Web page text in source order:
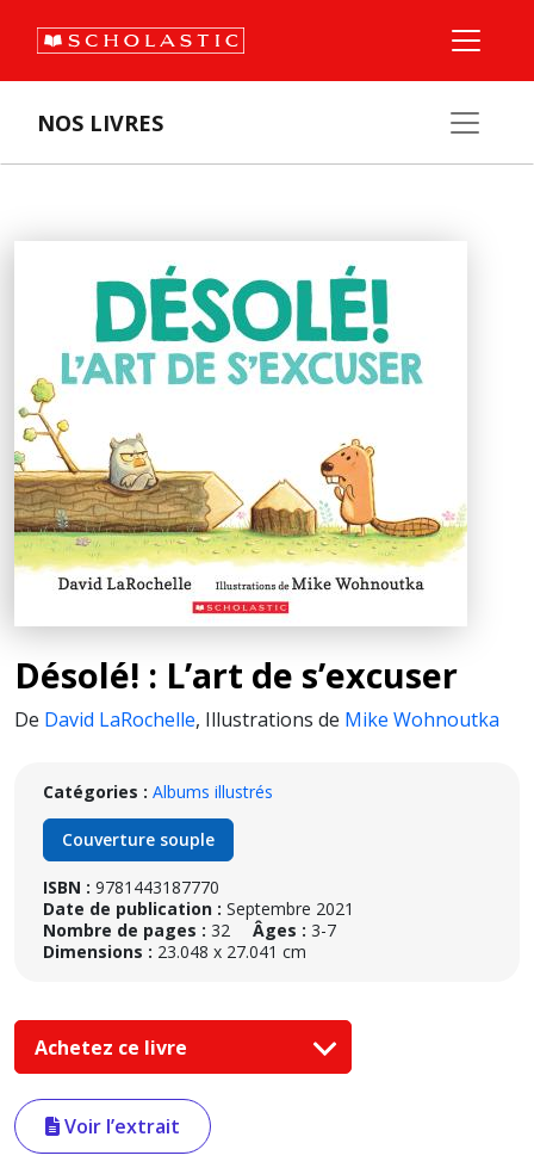
NOS LIVRES
Désolé! : L’art de s’excuser
De David LaRochelle, Illustrations de Mike Wohnoutka
Catégories : Albums illustrés
Couverture souple
ISBN : 9781443187770
Date de publication : Septembre 2021
Nombre de pages : 32 Âges : 3-7
Dimensions : 23.048 x 27.041 cm
Achetez ce livre
Voir l’extrait